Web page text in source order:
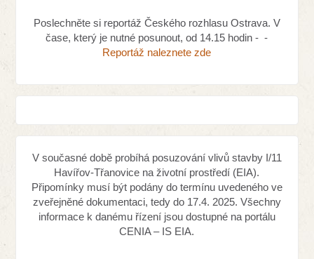
Poslechněte si reportáž Českého rozhlasu Ostrava. V
čase, který je nutné posunout, od 14.15 hodin - -
Reportáž naleznete zde
V současné době probíhá posuzování vlivů stavby I/11
Havířov-Třanovice na životní prostředí (EIA).
Připomínky musí být podány do termínu uvedeného ve
zveřejněné dokumentaci, tedy do 17.4. 2025. Všechny
informace k danému řízení jsou dostupné na portálu
CENIA – IS EIA.